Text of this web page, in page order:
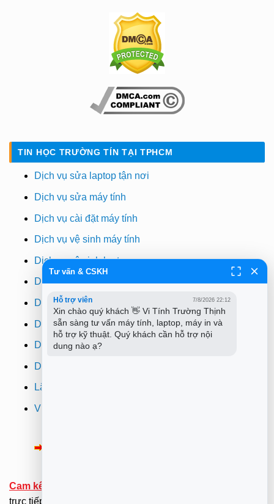
TIN HỌC TRƯỜNG TÍN TẠI TPHCM
Dịch vụ sửa laptop tận nơi
Dịch vụ sửa máy tính
Dịch vụ cài đặt máy tính
Dịch vụ vệ sinh máy tính
Dịch vụ vệ sinh laptop
Dịch vụ cài win
Dịch vụ cứu dữ liệu
Dịch vụ sửa wifi tại nhà
Dịch vụ sửa máy in
Dịch vụ nạp mực máy in
Lắp đặt camera quan sát tphcm
Vi tính Trường Thịnh
Cam kết:
trực tiếp của Khách hàng.(Hãy ở nhà gọi dịch vụ không
Tư vấn & CSKH
Hỗ trợ viên 7/8/2026 22:12
Xin chào quý khách 👋 Vi Tính Trường Thịnh
sẵn sàng tư vấn máy tính, laptop, máy in và
hỗ trợ kỹ thuật. Quý khách cần hỗ trợ nội
dung nào ạ?